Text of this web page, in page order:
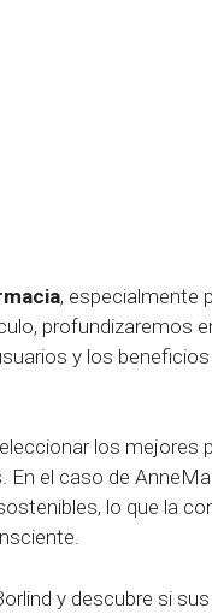
, especialmente
profundizaremos
y los
los mejores
En el caso de
lo que la
y descubre si